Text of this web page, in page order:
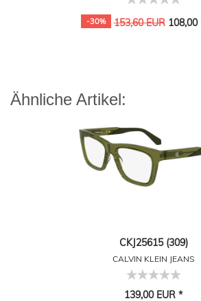
-30% 153,60 EUR108,00
Ähnliche Artikel:
CKJ25615 (309)
CALVIN KLEIN JEANS
139,00 EUR *